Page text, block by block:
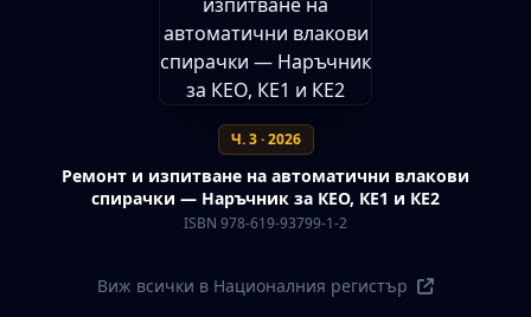
Ч. 3 · 2026
Ремонт и изпитване на автоматични влакови
спирачки — Наръчник за КЕО, КЕ1 и КЕ2
ISBN 978-619-93799-1-2
Виж всички в Националния регистър